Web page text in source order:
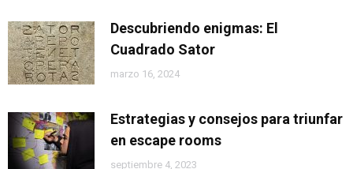
Descubriendo enigmas: El
Cuadrado Sator
marzo 16, 2024
Estrategias y consejos para triunfar
en escape rooms
septiembre 4, 2023